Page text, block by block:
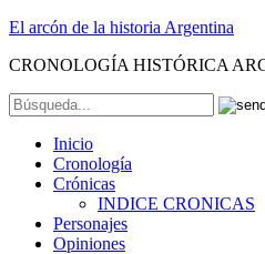
El arcón de la historia Argentina
CRONOLOGÍA HISTÓRICA
Inicio
Cronología
Crónicas
INDICE CRONICAS
Personajes
Opiniones